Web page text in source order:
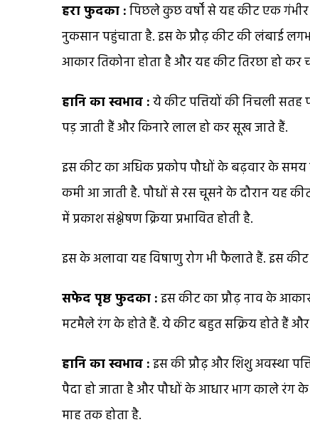
हरा फुदका :पिछले कुछ वर्षों से यह कीट एक
नुकसान पहुंचाता है. इस के प्रौढ़ कीट की लंबाई
आकार तिकोना होता है और यह कीट तिरछा हो कर
हानि का स्वभाव :ये कीट पत्तियों की निचली सतह
पड़ जाती हैं और किनारे लाल हो कर सूख जाते हैं.
इस कीट का अधिक प्रकोप पौधों के बढ़वार के समय
कमी आ जाती है. पौधों से रस चूसने के दौरान यह
में प्रकाश संश्लेषण क्रिया प्रभावित होती है.
इस के अलावा यह विषाणु रोग भी फैलाते हैं. इस
सफेद पृष्ठ फुदका :इस कीट का प्रौढ़ नाव के
मटमैले रंग के होते हैं. ये कीट बहुत सक्रिय होते हैं
हानि का स्वभाव :इस की प्रौढ़ और शिशु अवस्था
पैदा हो जाता है और पौधों के आधार भाग काले रंग
माह तक होता है.